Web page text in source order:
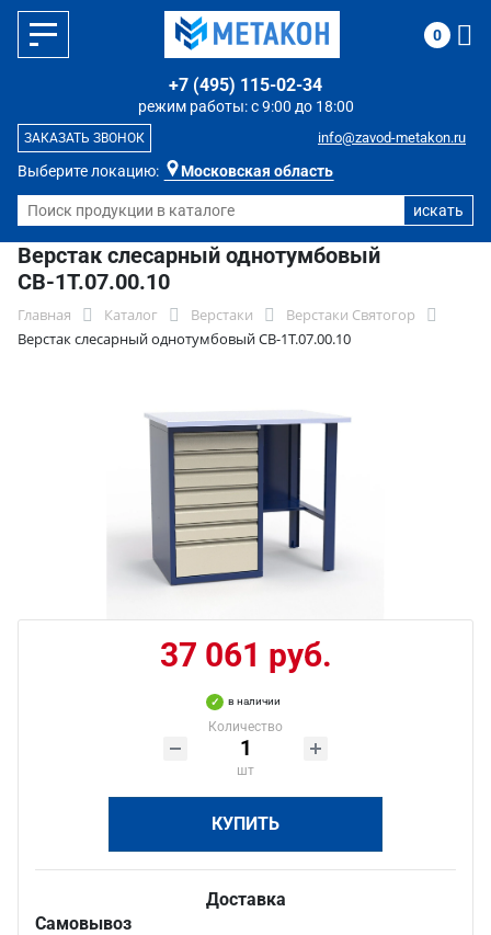
Выберите локацию: Московская область
режим работы: с 9:00 до 18:00
+7 (495) 115-02-34
info@zavod-metakon.ru
ЗАКАЗАТЬ ЗВОНОК
0
Верстак слесарный однотумбовый
СВ-1Т.07.00.10
Главная Каталог Верстаки
Верстаки Святогор
Верстак слесарный однотумбовый СВ-1Т.07.00.10
37 061 руб.
в наличии
Количество
шт
КУПИТЬ
Доставка
Самовывоз